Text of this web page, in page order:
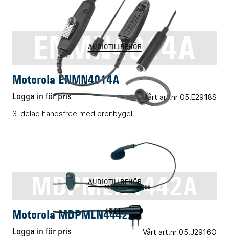
ENMN4014A
AUDIOTILLBEHÖR
Motorola ENMN4014A
Logga in för pris Vårt art.nr 05.E2918S
3-delad handsfree med öronbygel
MDPMLN4442A
AUDIOTILLBEHÖR
Motorola MDPMLN4442A
Logga in för pris Vårt art.nr 05.J2916O